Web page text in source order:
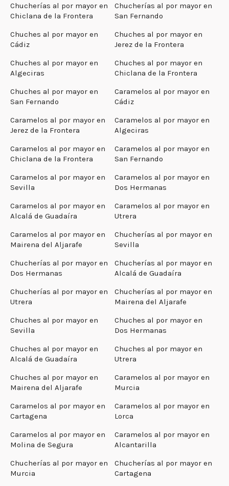
Chucherías al por mayor en
Chiclana de la Frontera
Chucherías al por mayor en
San Fernando
Chuches al por mayor en
Cádiz
Chuches al por mayor en
Jerez de la Frontera
Chuches al por mayor en
Algeciras
Chuches al por mayor en
Chiclana de la Frontera
Chuches al por mayor en
San Fernando
Caramelos al por mayor en
Cádiz
Caramelos al por mayor en
Jerez de la Frontera
Caramelos al por mayor en
Algeciras
Caramelos al por mayor en
Chiclana de la Frontera
Caramelos al por mayor en
San Fernando
Caramelos al por mayor en
Sevilla
Caramelos al por mayor en
Dos Hermanas
Caramelos al por mayor en
Alcalá de Guadaíra
Caramelos al por mayor en
Utrera
Caramelos al por mayor en
Mairena del Aljarafe
Chucherías al por mayor en
Sevilla
Chucherías al por mayor en
Dos Hermanas
Chucherías al por mayor en
Alcalá de Guadaíra
Chucherías al por mayor en
Utrera
Chucherías al por mayor en
Mairena del Aljarafe
Chuches al por mayor en
Sevilla
Chuches al por mayor en
Dos Hermanas
Chuches al por mayor en
Alcalá de Guadaíra
Chuches al por mayor en
Utrera
Chuches al por mayor en
Mairena del Aljarafe
Caramelos al por mayor en
Murcia
Caramelos al por mayor en
Cartagena
Caramelos al por mayor en
Lorca
Caramelos al por mayor en
Molina de Segura
Caramelos al por mayor en
Alcantarilla
Chucherías al por mayor en
Murcia
Chucherías al por mayor en
Cartagena